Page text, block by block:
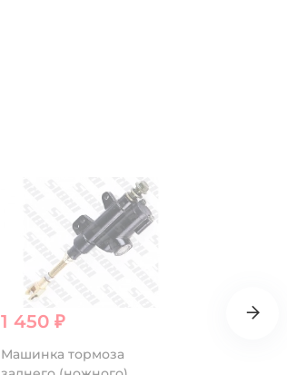
1 450 ₽
Машинка тормоза
7 100 ₽